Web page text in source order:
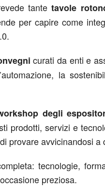
tantetavole
per capire come
curati da enti e
la
degli
prodotti, servizi e
provare avvicinandosi a
tecnologie,
preziosa.